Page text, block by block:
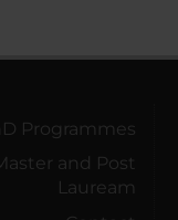
Programmes
and Post
Lauream